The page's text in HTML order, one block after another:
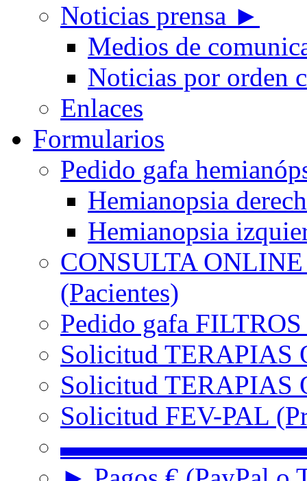
Noticias prensa ►
Medios de
Noticias por orden
Enlaces
Formularios
Pedido gafa
Hemianopsia
Hemianopsia
CONSULTA
(Pacientes)
Pedido gafa
Solicitud TERAPIAS
Solicitud TERAPIAS
Solicitud FEV-PAL